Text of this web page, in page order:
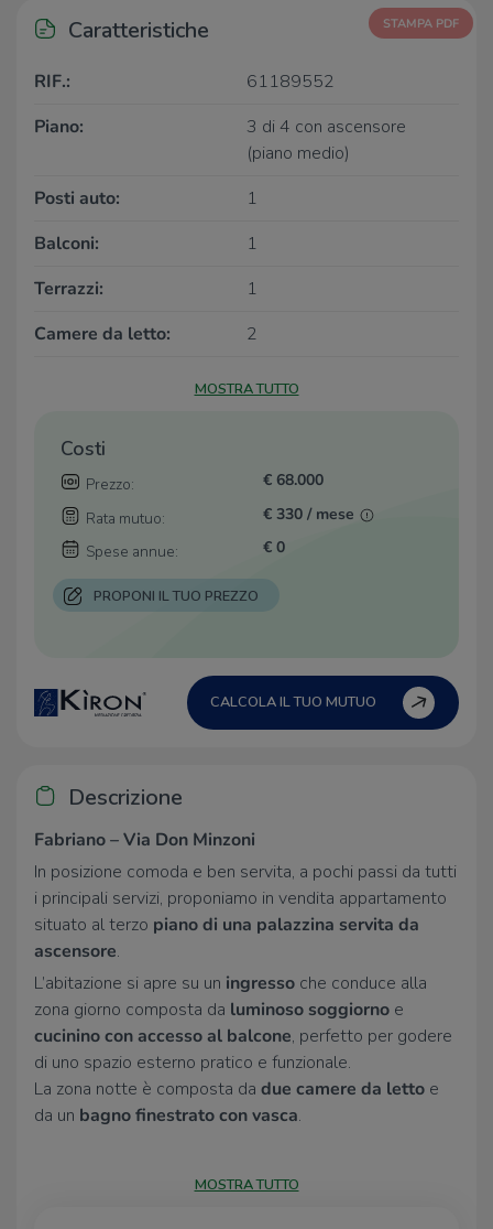
Caratteristiche STAMPA PDF
RIF.:
61189552
Piano:
3 di 4 con ascensore
(piano medio)
Posti auto:
1
Balconi:
1
Terrazzi:
1
Camere da letto:
2
MOSTRA TUTTO
Costi
Prezzo:
€ 68.000
Rata mutuo:
€ 330 / mese
Spese annue:
€ 0
PROPONI IL TUO PREZZO
CALCOLA IL TUO MUTUO
Descrizione
Fabriano – Via Don Minzoni
In posizione comoda e ben servita, a pochi passi da tutti
i principali servizi, proponiamo in vendita appartamento
situato al terzo piano di una palazzina servita da
ascensore.
L’abitazione si apre su un ingresso che conduce alla
zona giorno composta da luminoso soggiorno e
cucinino con accesso al balcone, perfetto per godere
di uno spazio esterno pratico e funzionale.
La zona notte è composta da due camere da letto e
da un bagno finestrato con vasca.
barbecue e accesso al lastrico solare comune
MOSTRA TUTTO